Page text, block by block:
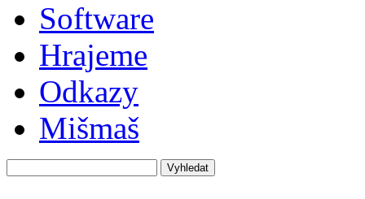
Software
Hrajeme
Odkazy
Mišmaš